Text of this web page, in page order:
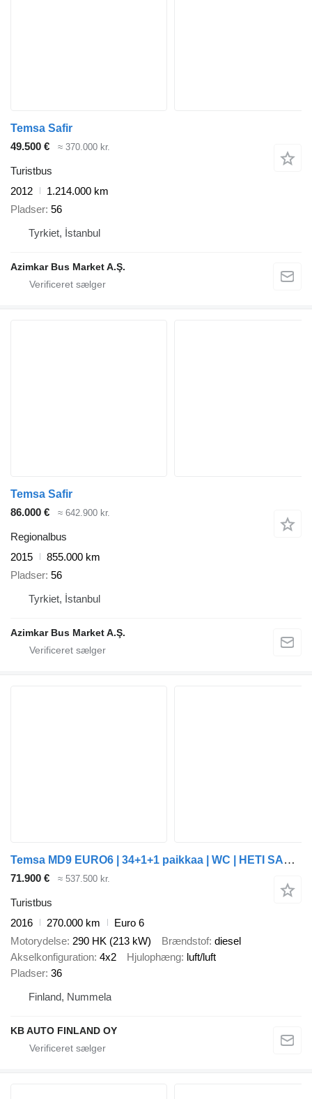
Temsa Safir
49.500 €
≈ 370.000 kr.
Turistbus
2012
1.214.000 km
Pladser 56
Tyrkiet, İstanbul
Azimkar Bus Market A.Ş.
Temsa Safir
86.000 €
≈ 642.900 kr.
Regionalbus
2015
855.000 km
Pladser 56
Tyrkiet, İstanbul
Azimkar Bus Market A.Ş.
Temsa MD9 EURO6 | 34+1+1 paikkaa | WC | HETI SAATAVILLA
71.900 € ≈ 537.500 kr.
Turistbus
2016
270.000 km
Euro 6
Motorydelse 290 HK (213 kW) Brændstof diesel
Akselkonfiguration 4x2 Hjulophæng luft/luft
Pladser 36
Finland, Nummela
KB AUTO FINLAND OY